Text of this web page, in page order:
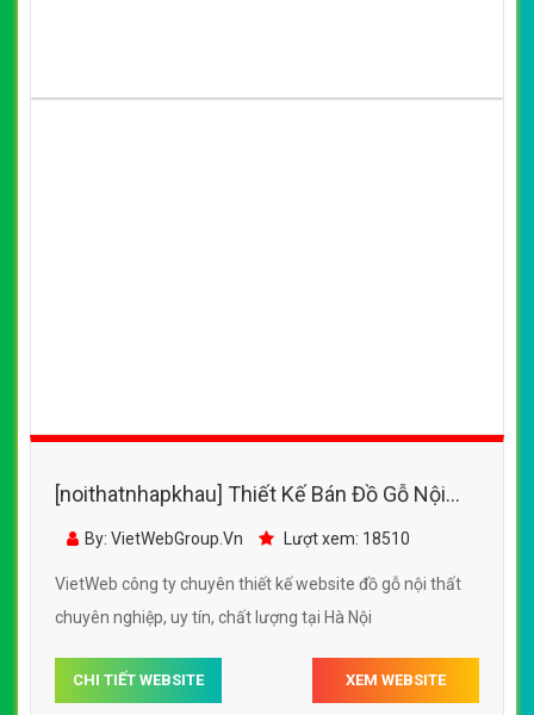
[noithatnhapkhau] Thiết Kế Bán Đồ Gỗ Nội
Thất Minh Khôi đẹp SEO nhanh hiệu quả
By: VietWebGroup.Vn Lượt xem: 18510
VietWeb công ty chuyên thiết kế website đồ gỗ nội thất
chuyên nghiệp, uy tín, chất lượng tại Hà Nội
CHI TIẾT WEBSITE XEM WEBSITE